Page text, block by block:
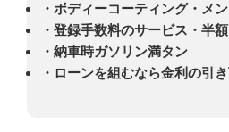
・ボディーコーティング・メ
・登録手数料のサービス・半額
・納車時ガソリン満タン
・ローンを組むなら金利の引